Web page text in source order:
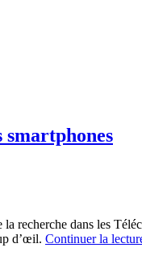
recherche dans les
d’œil. Continuer la